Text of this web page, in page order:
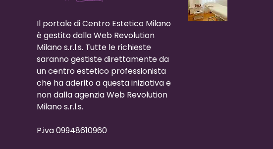
Il portale di Centro Estetico Milano
è gestito dalla Web Revolution
Milano s.r.l.s. Tutte le richieste
saranno gestiste direttamente da
un centro estetico professionista
che ha aderito a questa iniziativa e
non dalla agenzia Web Revolution
Milano s.r.l.s.
P.iva 09948610960